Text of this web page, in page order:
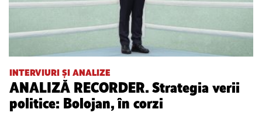
INTERVIURI ȘI ANALIZE
ANALIZĂ RECORDER. Strategia verii
politice: Bolojan, în corzi